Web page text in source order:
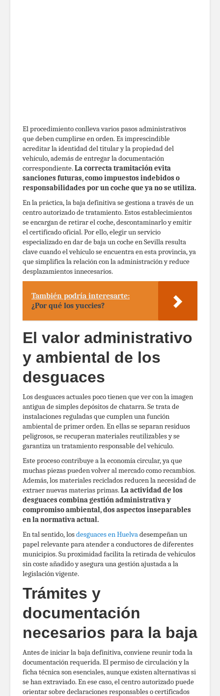
El procedimiento conlleva varios pasos administrativos
que deben cumplirse en orden. Es imprescindible
acreditar la identidad del titular y la propiedad del
vehículo, además de entregar la documentación
correspondiente.La correcta tramitación evita
sanciones futuras, como impuestos indebidos o
responsabilidades por un coche que ya no se utiliza.
En la práctica, la baja definitiva se gestiona a través de un
centro autorizado de tratamiento. Estos establecimientos
se encargan de retirar el coche, descontaminarlo y emitir
el certificado oficial. Por ello, elegir un servicio
especializado en dar de baja un coche en Sevilla resulta
clave cuando el vehículo se encuentra en esta provincia, ya
que simplifica la relación con la administración y reduce
desplazamientos innecesarios.
También podría interesarte:
¿Por qué los yuccies?
El valor administrativo
y ambiental de los
desguaces
Los desguaces actuales poco tienen que ver con la imagen
antigua de simples depósitos de chatarra. Se trata de
instalaciones reguladas que cumplen una función
ambiental de primer orden. En ellas se separan residuos
peligrosos, se recuperan materiales reutilizables y se
garantiza un tratamiento responsable del vehículo.
Este proceso contribuye a la economía circular, ya que
muchas piezas pueden volver al mercado como recambios.
Además, los materiales reciclados reducen la necesidad de
extraer nuevas materias primas.La actividad de los
desguaces combina gestión administrativa y
compromiso ambiental, dos aspectos inseparables
en la normativa actual.
En tal sentido, losdesguaces en Huelvadesempeñan un
papel relevante para atender a conductores de diferentes
municipios. Su proximidad facilita la retirada de vehículos
sin coste añadido y asegura una gestión ajustada a la
legislación vigente.
Trámites y
documentación
necesarios para la baja
Antes de iniciar la baja definitiva, conviene reunir toda la
documentación requerida. El permiso de circulación y la
ficha técnica son esenciales, aunque existen alternativas si
se han extraviado. En ese caso, el centro autorizado puede
orientar sobre declaraciones responsables o certificados